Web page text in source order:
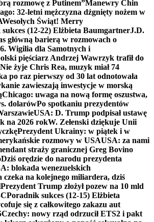
rozmowę z Putinem”Manewry Chin
32-letni mężczyzna dźgnięty nożem w
Wesołych Świąt! Merry
(12-22) Elżbieta BaumgartnerJ.D.
główną barierą w rozmowach o
Wigilia dla Samotnych i
pięściarz Andrzej Wawrzyk trafił do
Nie żyje Chris Rea, muzyk miał 74
po raz pierwszy od 30 lat odnotowała
zawieszają inwestycje w morską
Chicago: uwaga na nową formę oszustwa,
dolarówPo spotkaniu prezydentów
USA: D. Trump podpisał ustawę
na 2026 rokW. Zełenski dziękuje Unii
Prezydent Ukrainy: w piątek i w
rozmowy w USAUSA: za nami
straży granicznej Greg Bovino
Dziś orędzie do narodu prezydenta
blokada wenezuelskich
czeka na kolejnego miliardera, dziś
Prezydent Trump złożył pozew na 10 mld
Poradnik sukces (12-15) Elżbieta
się z całkowitego zakazu aut
Czechy: nowy rząd odrzucił ETS2 i pakt